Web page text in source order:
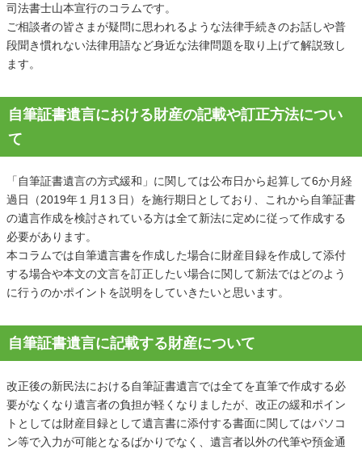
司法書士山本宣行のコラムです。
ご相談者の皆さまが疑問に思われるような法律手続きのお話しや普
段聞き慣れない法律用語など身近な法律問題を取り上げて解説致し
ます。
自筆証書遺言における財産の記載や訂正方法につい
て
「自筆証書遺言の方式緩和」に関しては公布日から起算して6か月経
過日（2019年１月1３日）を施行期日としており、これから自筆証書
の遺言作成を検討されている方は全て新法に定めに従って作成する
必要があります。
本コラムでは自筆遺言書を作成した場合に財産目録を作成して添付
する場合や本文の文言を訂正したい場合に関して新法ではどのよう
に行うのかポイントを説明をしていきたいと思います。
自筆証書遺言に記載する財産について
改正後の新民法における自筆証書遺言では全てを直筆で作成する必
要がなくなり遺言者の負担が軽くなりましたが、改正の緩和ポイン
トとしては財産目録として遺言書に添付する書面に関してはパソコ
ン等で入力が可能となるばかりでなく、遺言者以外の代筆や預金通